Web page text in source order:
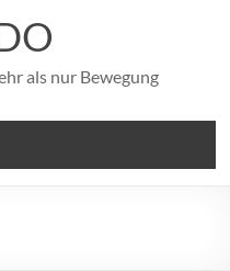
als nur Bewegung